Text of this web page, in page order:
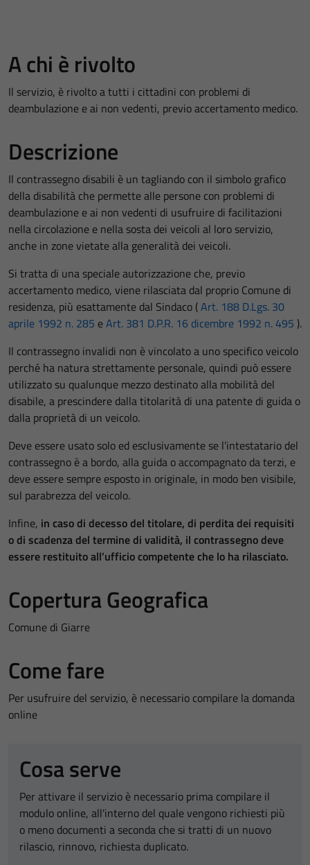
A chi è rivolto
Il servizio, è rivolto a tutti i cittadini con problemi di
deambulazione e ai non vedenti, previo accertamento medico.
Descrizione
Il contrassegno disabili è un tagliando con il simbolo grafico
della disabilità che permette alle persone con problemi di
deambulazione e ai non vedenti di usufruire di facilitazioni
nella circolazione e nella sosta dei veicoli al loro servizio,
anche in zone vietate alla generalità dei veicoli.
Si tratta di una speciale autorizzazione che, previo
accertamento medico, viene rilasciata dal proprio Comune di
residenza, più esattamente dal Sindaco (Art. 188 D.Lgs. 30
aprile 1992 n. 285 eArt. 381 D.P.R. 16 dicembre 1992 n. 495 ).
Il contrassegno invalidi non è vincolato a uno specifico veicolo
perché ha natura strettamente personale, quindi può essere
utilizzato su qualunque mezzo destinato alla mobilità del
disabile, a prescindere dalla titolarità di una patente di guida o
dalla proprietà di un veicolo.
Deve essere usato solo ed esclusivamente se l’intestatario del
contrassegno è a bordo, alla guida o accompagnato da terzi, e
deve essere sempre esposto in originale, in modo ben visibile,
sul parabrezza del veicolo.
Infine, in caso di decesso del titolare, di perdita dei requisiti
o di scadenza del termine di validità, il contrassegno deve
essere restituito all’ufficio competente che lo ha rilasciato.
Copertura Geografica
Comune di Giarre
Come fare
Per usufruire del servizio, è necessario compilare la domanda
online
Cosa serve
Per attivare il servizio è necessario prima compilare il
modulo online, all'interno del quale vengono richiesti più
o meno documenti a seconda che si tratti di un nuovo
rilascio, rinnovo, richiesta duplicato.